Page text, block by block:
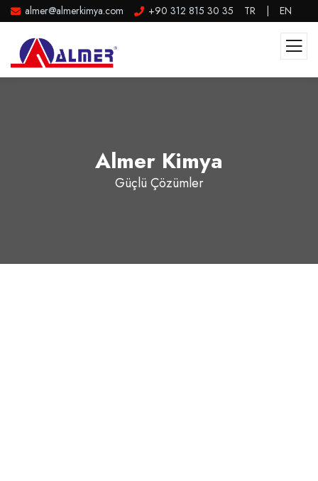
almer@almerkimya.com +90 312 815 30 35 TR EN
Almer Kimya
Güçlü Çözümler